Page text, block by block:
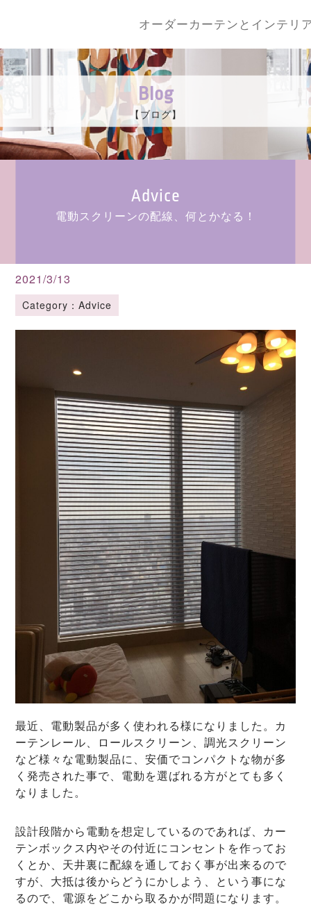
オーダーカーテンとインテリ
Blog
【ブログ】
Advice
電動スクリーンの配線、何とかなる！
2021/3/13
Category：Advice
最近、電動製品が多く使われる様になりました。カ
ーテンレール、ロールスクリーン、調光スクリーン
など様々な電動製品に、安価でコンパクトな物が多
く発売された事で、電動を選ばれる方がとても多く
なりました。
設計段階から電動を想定しているのであれば、カー
テンボックス内やその付近にコンセントを作ってお
くとか、天井裏に配線を通しておく事が出来るので
すが、大抵は後からどうにかしよう、という事にな
るので、電源をどこから取るかが問題になります。